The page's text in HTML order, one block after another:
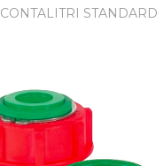
CONTALITRI STANDARD